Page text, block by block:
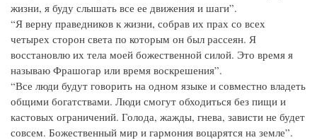
жизни, я буду слышать все ее движения и шаги”.
“Я верну праведников к жизни, собрав их прах со всех
четырех сторон света по которым он был рассеян. Я
восстановлю их тела моей божественной силой. Это время я
называю Фрашогар или время воскрешения”.
“Все люди будут говорить на одном языке и совместно владеть
общими богатствами. Люди смогут обходиться без пищи и
кастовых ограничений. Голода, жажды, гнева, зависти не будет
совсем. Божественный мир и гармония воцарятся на земле”.